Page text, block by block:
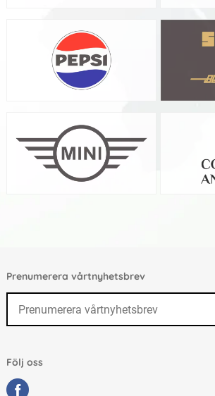
Prenumerera vårtnyhetsbrev
Följ oss